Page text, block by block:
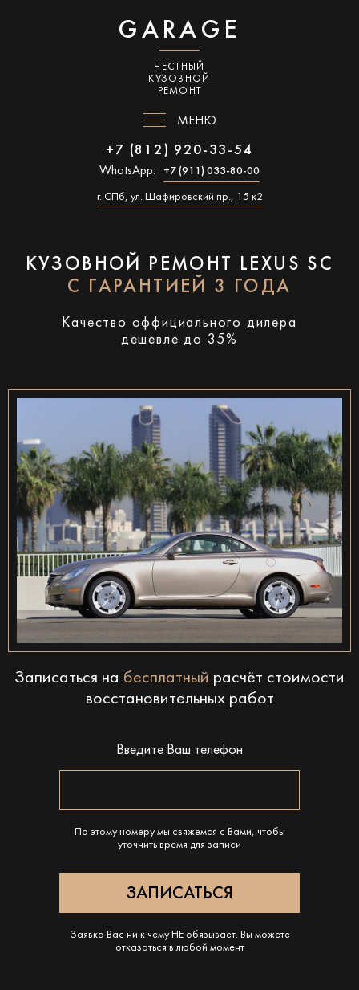
GARAGE
ЧЕСТНЫЙ
КУЗОВНОЙ
РЕМОНТ
МЕНЮ
+7 (812) 920-33-54
WhatsApp: +7 (911) 033-80-00
г. СПб, ул. Шафировский пр., 15 к2
КУЗОВНОЙ РЕМОНТ LEXUS SC
С ГАРАНТИЕЙ 3 ГОДА
Качество оффициального дилера
дешевле до 35%
Записаться на бесплатный расчёт стоимости
восстановительных работ
Введите Ваш телефон
По этому номеру мы свяжемся с Вами, чтобы
уточнить время для записи
Заявка Вас ни к чему НЕ обязывает. Вы можете
отказаться в любой момент